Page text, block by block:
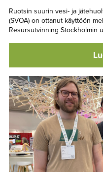
Ruotsin suurin vesi- ja
(SVOA) on ottanut käyttöön
Resursutvinning Stockholmin